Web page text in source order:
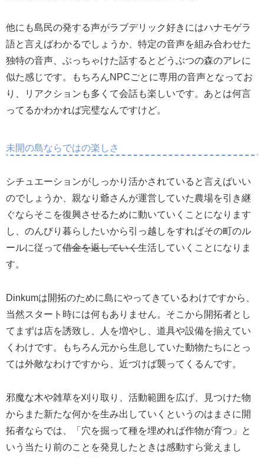
他にも島民の発する声がラブデリック好きにはハナモゲラ
語と言えばわかるでしょうか、特定の音声を組み合わせた
独特の音声、ぶっちゃけた話するとどうぶつの森のアレに
似た感じです。もちろんNPCごとに専用の音声となってお
り、リアクションも多くて会話も楽しいです。あとは何言
ってるかわかれば完璧なんですけど。
未開の島ならではの楽しさ
シチュエーションがしっかり活かされていると言えばいい
のでしょうか、親なり爺さんが運営していた農場を引き継
ぐならそこを復興させるために動いていくことになります
し、のんびり暮らしたいから引っ越しをすればその町のル
ールに従って借金を返していく生活していくことになりま
す。
Dinkumは開拓のために島にやってきているわけですから、
当然スタート時には何もありません。そこから開拓者とし
てまずは店を誘致し、人を増やし、道具や設備を揃えてい
くわけです。もちろん元から生息していた動物たちにとっ
ては外敵なわけですから、近づけば襲ってくるんです。
邪魔な木や雑草を刈り取り、活動範囲を広げ、見つけた物
からまた新たな何かを生み出していくというのはまさに開
拓者ならでは、「穴を掘って種を埋めれば作物が育つ」と
いう当たり前のことを発見したときは感動すら覚えまし